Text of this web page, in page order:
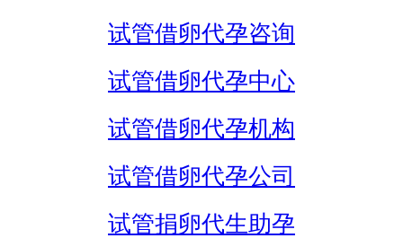
试管借卵代孕咨询
试管借卵代孕中心
试管借卵代孕机构
试管借卵代孕公司
试管捐卵代生助孕